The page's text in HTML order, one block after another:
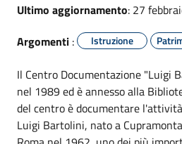
Ultimo aggiornamento: 27
Argomenti : Istruzione
Il Centro Documentazione "Luigi
nel 1989 ed è annesso alla
del centro è documentare
Luigi Bartolini, nato a